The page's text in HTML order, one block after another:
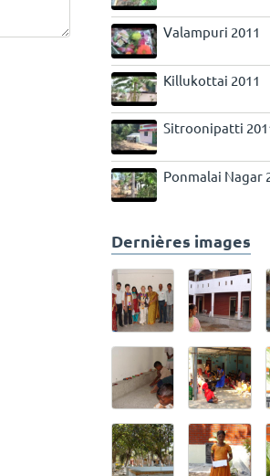
Valampuri 2011
Killukottai 2011
Sitroonipatti
Ponmalai Nagar
Dernières images